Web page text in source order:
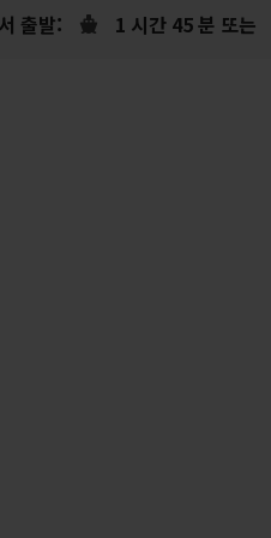
출발: 1 시간 45 분 또는